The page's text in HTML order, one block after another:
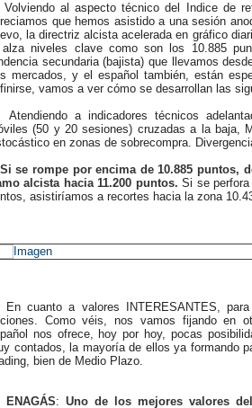
al aspecto técnico del Indice de
que hemos asistido a una sesión
la directriz alcista acelerada en gráfico
niveles clave como son los 10.885
secundaria (bajista) que llevamos
mercados, y el español también, están
vamos a ver cómo se desarrollan las
a indicadores técnicos
(50 y 20 sesiones) cruzadas a la baja,
en zonas de sobrecompra.
Si se rompe por encima de 10.885 puntos,
alcista hacia 11.200 puntos. Si se
asistiríamos a recortes hacia la zona
cuanto a valores INTERESANTES, para
Como véis, nos vamos fijando en
nos ofrece, hoy por hoy, pocas
contados, la mayoría de ellos ya formando
bien de Medio Plazo.
ENAGÁS: Uno de los mejores valores